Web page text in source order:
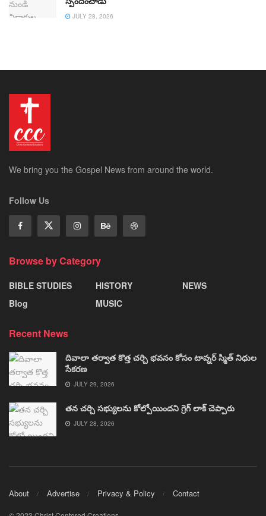
JULY 28, 2026
We bring you the Gospel News from around the world.
Follow Us
Browse by Category
BIBLE STUDIES
Blog
HISTORY
MUSIC
NEWS
Recent News
దివాలా తర్వాత కొత్త చర్చి భవనం కోసం టావ్నర్ స్మిత్ నిధుల
సేకరణ
JULY 29, 2026
తన చర్చి సభ్యులను కోల్పోయిందని గ్రెగ్ లాక్ చెప్పారు
JULY 28, 2026
About Advertise Privacy & Policy Contact